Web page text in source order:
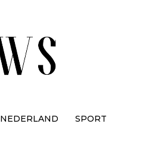
NEDERLAND SPORT